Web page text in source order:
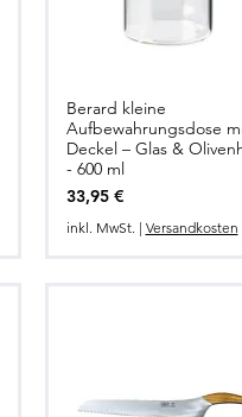
Schnellansicht
Berard kleine
Aufbewahrungsdose
Deckel – Glas &
- 600 ml
Preis
33,95 €
inkl. MwSt. | Versandkosten